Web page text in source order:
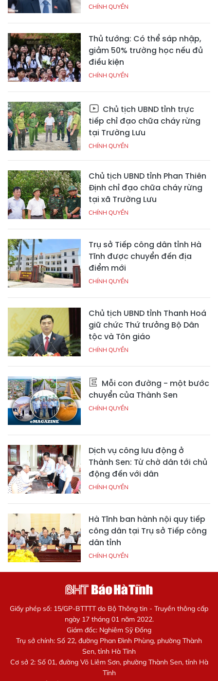
CHÍNH QUYỀN
Thủ tướng: Có thể sáp nhập,
giảm 50% trường học nếu đủ
điều kiện
CHÍNH QUYỀN
Chủ tịch UBND tỉnh trực
tiếp chỉ đạo chữa cháy rừng
tại Trường Lưu
CHÍNH QUYỀN
Chủ tịch UBND tỉnh Phan Thiên
Định chỉ đạo chữa cháy rừng
tại xã Trường Lưu
CHÍNH QUYỀN
Trụ sở Tiếp công dân tỉnh Hà
Tĩnh được chuyển đến địa
điểm mới
CHÍNH QUYỀN
Chủ tịch UBND tỉnh Thanh Hoá
giữ chức Thứ trưởng Bộ Dân
tộc và Tôn giáo
CHÍNH QUYỀN
Mỗi con đường - một bước
chuyển của Thành Sen
CHÍNH QUYỀN
Dịch vụ công lưu động ở
Thành Sen: Từ chờ dân tới chủ
động đến với dân
CHÍNH QUYỀN
Hà Tĩnh ban hành nội quy tiếp
công dân tại Trụ sở Tiếp công
dân tỉnh
CHÍNH QUYỀN
Giấy phép số: 15/GP-BTTTT do Bộ Thông tin - Truyền thông cấp
ngày 17 tháng 01 năm 2022.
Giám đốc: Nghiêm Sỹ Đống
Trụ sở chính: Số 22, đường Phan Đình Phùng, phường Thành
Sen, tỉnh Hà Tĩnh
Cơ sở 2: Số 01, đường Võ Liêm Sơn, phường Thành Sen, tỉnh Hà
Tĩnh